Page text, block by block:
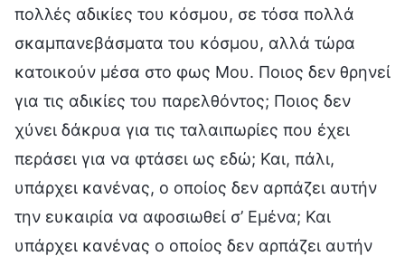
πολλές αδικίες του κόσμου, σε τόσα πολλά
σκαμπανεβάσματα του κόσμου, αλλά τώρα
κατοικούν μέσα στο φως Μου. Ποιος δεν θρηνεί
για τις αδικίες του παρελθόντος; Ποιος δεν
χύνει δάκρυα για τις ταλαιπωρίες που έχει
περάσει για να φτάσει ως εδώ; Και, πάλι,
υπάρχει κανένας, ο οποίος δεν αρπάζει αυτήν
την ευκαιρία να αφοσιωθεί σ’ Εμένα; Και
υπάρχει κανένας ο οποίος δεν αρπάζει αυτήν